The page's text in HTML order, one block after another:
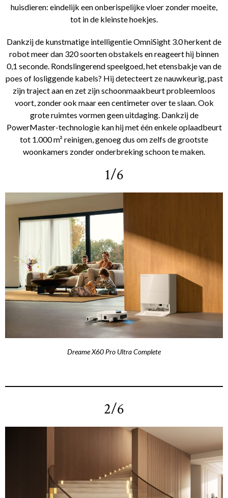
huisdieren: eindelijk een onberispelijke vloer zonder moeite,
tot in de kleinste hoekjes.
Dankzij de kunstmatige intelligentie OmniSight 3.0 herkent de
robot meer dan 320 soorten obstakels en reageert hij binnen
0,1 seconde. Rondslingerend speelgoed, het etensbakje van de
poes of losliggende kabels? Hij detecteert ze nauwkeurig, past
zijn traject aan en zet zijn schoonmaakbeurt probleemloos
voort, zonder ook maar een centimeter over te slaan. Ook
grote ruimtes vormen geen uitdaging. Dankzij de
PowerMaster-technologie kan hij met één enkele oplaadbeurt
tot 1.000 m² reinigen, genoeg dus om zelfs de grootste
woonkamers zonder onderbreking schoon te maken.
1/6
Dreame X60 Pro Ultra Complete
2/6